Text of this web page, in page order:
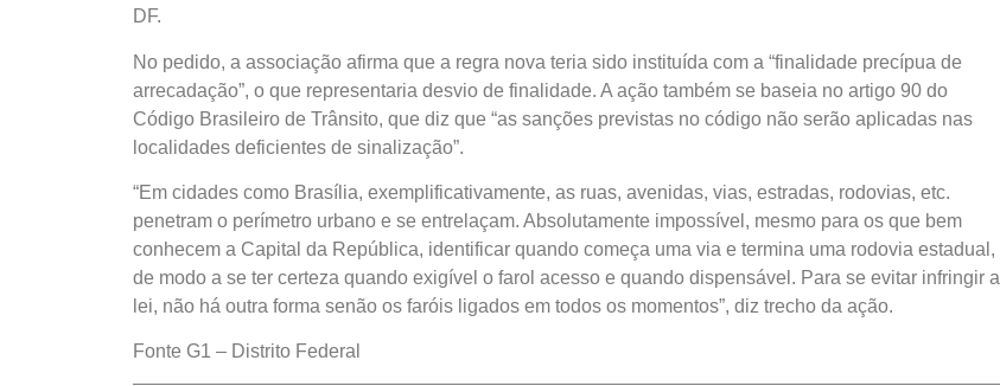
DF.
No pedido, a associação afirma que a regra nova teria sido instituída com a “finalidade precípua de
arrecadação”, o que representaria desvio de finalidade. A ação também se baseia no artigo 90 do
Código Brasileiro de Trânsito, que diz que “as sanções previstas no código não serão aplicadas nas
localidades deficientes de sinalização”.
“Em cidades como Brasília, exemplificativamente, as ruas, avenidas, vias, estradas, rodovias, etc.
penetram o perímetro urbano e se entrelaçam. Absolutamente impossível, mesmo para os que bem
conhecem a Capital da República, identificar quando começa uma via e termina uma rodovia estadual,
de modo a se ter certeza quando exigível o farol acesso e quando dispensável. Para se evitar infringir a
lei, não há outra forma senão os faróis ligados em todos os momentos”, diz trecho da ação.
Fonte G1 – Distrito Federal